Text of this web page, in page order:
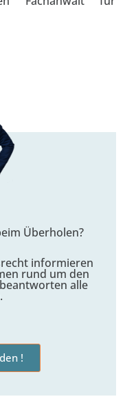
Überholen?
informieren
rund um den
alle
!